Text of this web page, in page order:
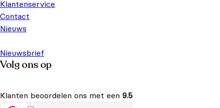
Klantenservice
Contact
Nieuws
Nieuwsbrief
Volg ons op
Klanten beoordelen ons met een 9.5